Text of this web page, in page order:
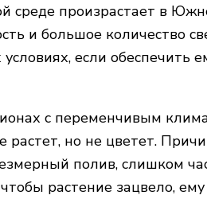
среде произрастает в
и большое количество
если обеспечить
с переменчивым
растет, но не цветет.
полив, слишком
растение зацвело, ему